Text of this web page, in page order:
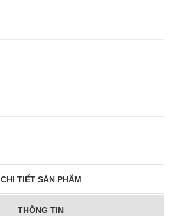
CHI TIẾT SẢN PHẨM
THÔNG TIN